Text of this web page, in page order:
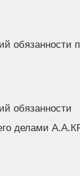
обязанности
обязанности
делами